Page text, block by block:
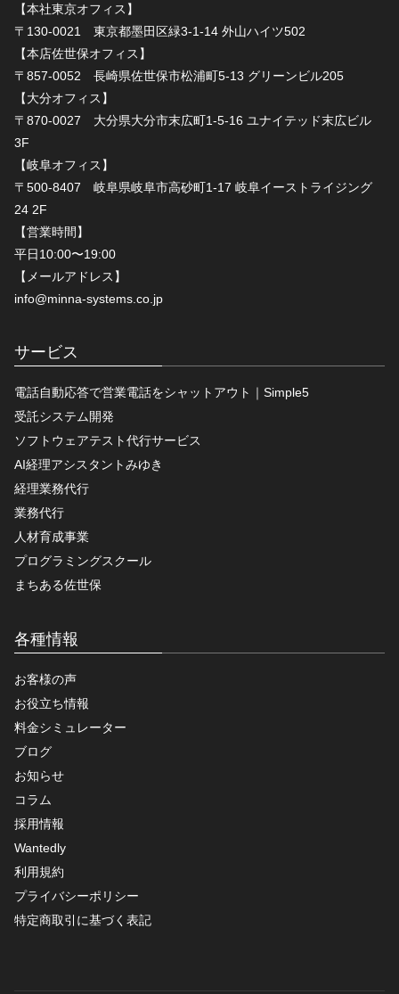
【本社東京オフィス】
〒130-0021 東京都墨田区緑3-1-14 外山ハイツ502
【本店佐世保オフィス】
〒857-0052 長崎県佐世保市松浦町5-13 グリーンビル205
【大分オフィス】
〒870-0027 大分県大分市末広町1-5-16 ユナイテッド末広ビル
3F
【岐阜オフィス】
〒500-8407 岐阜県岐阜市高砂町1-17 岐阜イーストライジング
24 2F
【営業時間】
平日10:00〜19:00
【メールアドレス】
info@minna-systems.co.jp
サービス
電話自動応答で営業電話をシャットアウト｜Simple5
受託システム開発
ソフトウェアテスト代行サービス
AI経理アシスタントみゆき
経理業務代行
業務代行
人材育成事業
プログラミングスクール
まちある佐世保
各種情報
お客様の声
お役立ち情報
料金シミュレーター
ブログ
お知らせ
コラム
採用情報
Wantedly
利用規約
プライバシーポリシー
特定商取引に基づく表記